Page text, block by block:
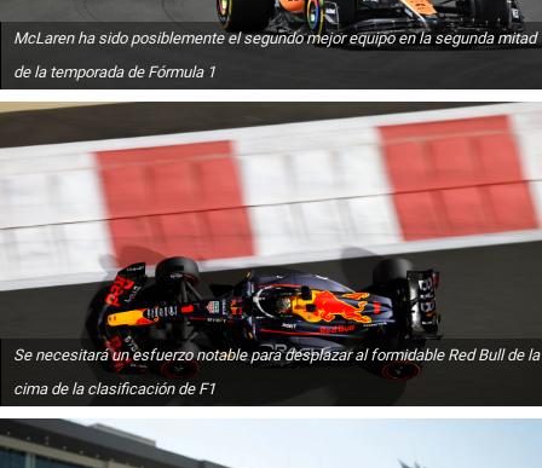
McLaren ha sido posiblemente el segundo mejor equipo en la segunda mitad
de la temporada de Fórmula 1
Se necesitará un esfuerzo notable para desplazar al formidable Red Bull de la
cima de la clasificación de F1